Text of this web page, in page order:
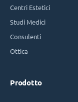
Centri Estetici
Studi Medici
Consulenti
Ottica
Prodotto